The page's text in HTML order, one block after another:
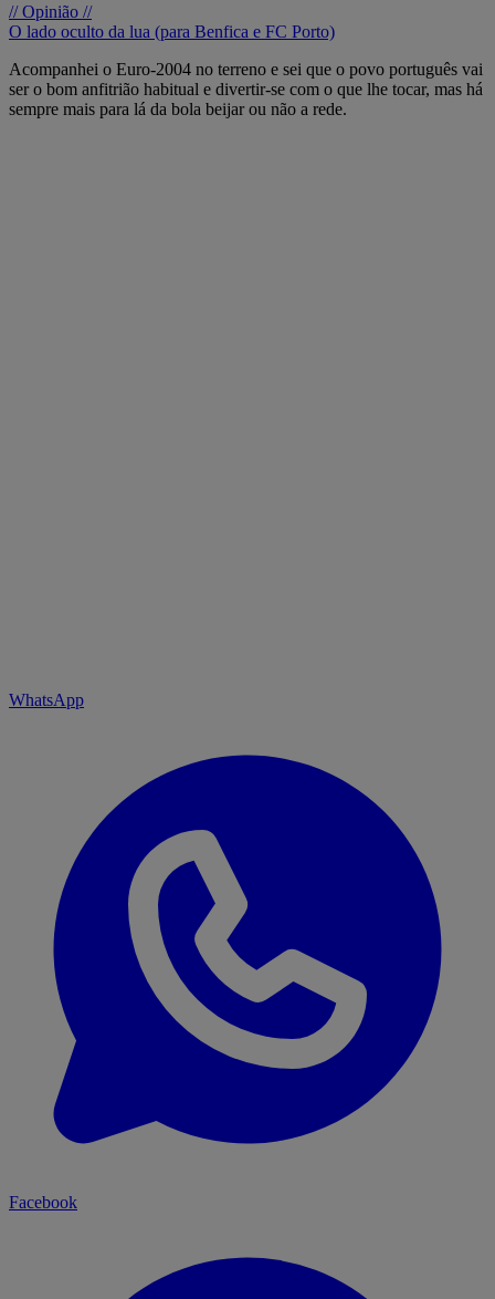
// Opinião //
O lado oculto da lua (para Benfica e FC Porto)
Acompanhei o Euro-2004 no terreno e sei que o povo português vai
ser o bom anfitrião habitual e divertir-se com o que lhe tocar, mas há
sempre mais para lá da bola beijar ou não a rede.
WhatsApp
Facebook